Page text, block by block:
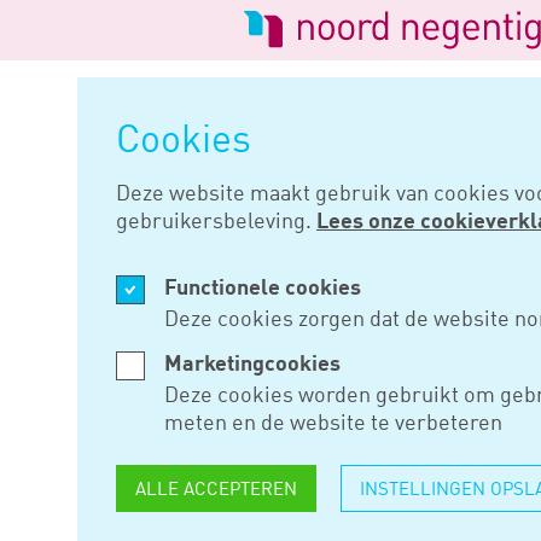
Cookies
Deze website maakt gebruik van cookies
gebruikersbeleving. Lees onze
Functionele cookies
Deze cookies zorgen dat de website
Marketingcookies
Deze cookies worden gebruikt om
meten en de website te verbeteren
ALLE ACCEPTEREN INSTELLINGEN
Logo
van
Noord
Negentig
Toezicht op
JUN 26, 2018
TOEZICHT
Het kabinet wil discriminatie
discrimineren aanpakken.
de Inspectie SZW op